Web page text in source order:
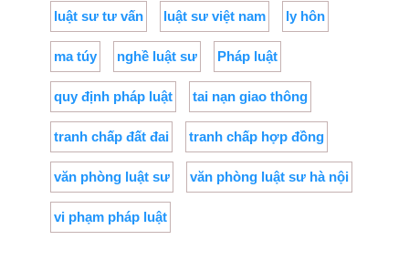
luật sư tư vấn luật sư việt nam ly hôn
ma túy nghề luật sư Pháp luật
quy định pháp luật tai nạn giao thông
tranh chấp đất đai tranh chấp hợp đồng
văn phòng luật sư văn phòng luật sư hà nội
vi phạm pháp luật